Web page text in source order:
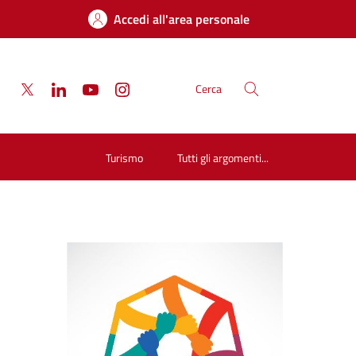
Accedi all'area personale
Cerca
Turismo Tutti gli argomenti...